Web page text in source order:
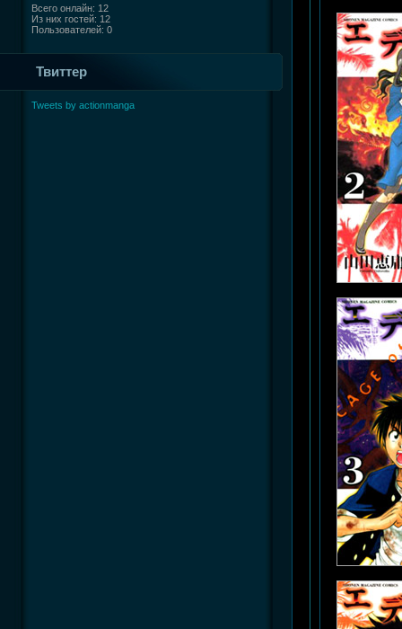
Всего онлайн: 12
Из них гостей: 12
Пользователей: 0
Твиттер
Tweets by actionmanga